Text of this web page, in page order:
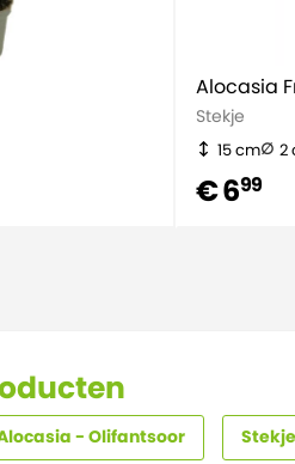
Alocasia
Stekje
15 cm 2
€ 699
- Olifantsoor